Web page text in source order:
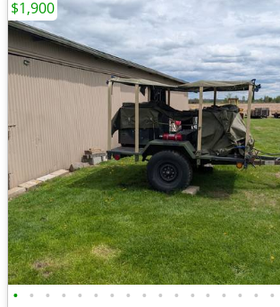
• • • • • • • • • • • • • • • • •
$1,900